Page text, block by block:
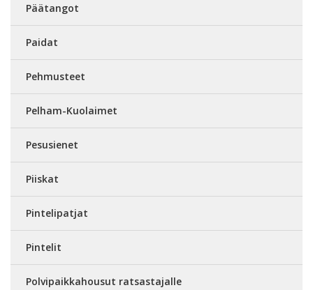
Päätangot
Paidat
Pehmusteet
Pelham-Kuolaimet
Pesusienet
Piiskat
Pintelipatjat
Pintelit
Polvipaikkahousut ratsastajalle